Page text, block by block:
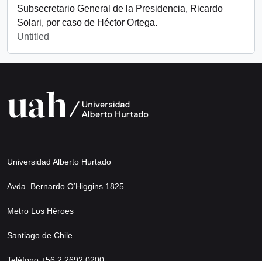
Subsecretario General de la Presidencia, Ricardo
Solari, por caso de Héctor Ortega.
Untitled
Universidad Alberto Hurtado
Avda. Bernardo O’Higgins 1825
Metro Los Héroes
Santiago de Chile